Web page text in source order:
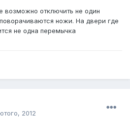
возможно отключить не один
ножи. На двери где
не одна перемычка
2012